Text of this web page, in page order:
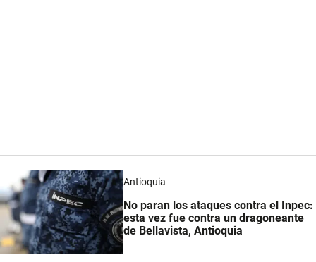
Antioquia
No paran los ataques contra el Inpec:
esta vez fue contra un dragoneante
de Bellavista, Antioquia